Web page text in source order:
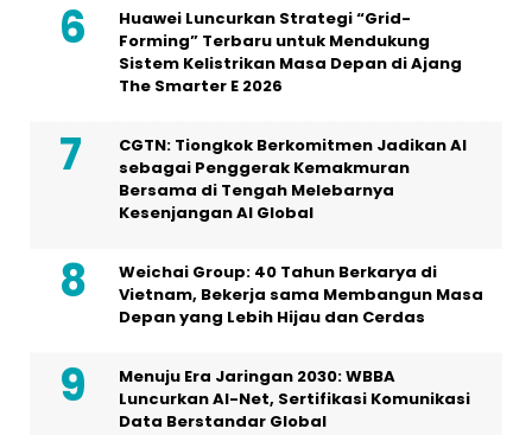
Huawei Luncurkan Strategi “Grid-
Forming” Terbaru untuk Mendukung
Sistem Kelistrikan Masa Depan di Ajang
The Smarter E 2026
CGTN: Tiongkok Berkomitmen Jadikan AI
sebagai Penggerak Kemakmuran
Bersama di Tengah Melebarnya
Kesenjangan AI Global
Weichai Group: 40 Tahun Berkarya di
Vietnam, Bekerja sama Membangun Masa
Depan yang Lebih Hijau dan Cerdas
Menuju Era Jaringan 2030: WBBA
Luncurkan AI-Net, Sertifikasi Komunikasi
Data Berstandar Global